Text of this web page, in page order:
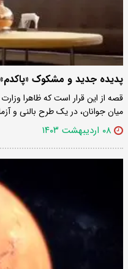
پدیده جدید و مشکوک
قصه از این قرار است که ظاهرا
میان جوانان، در یک طرح بالنی و
۰۸ اردیبهشت ۱۴۰۳